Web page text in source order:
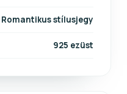
Romantikus stílusjegy
925 ezüst